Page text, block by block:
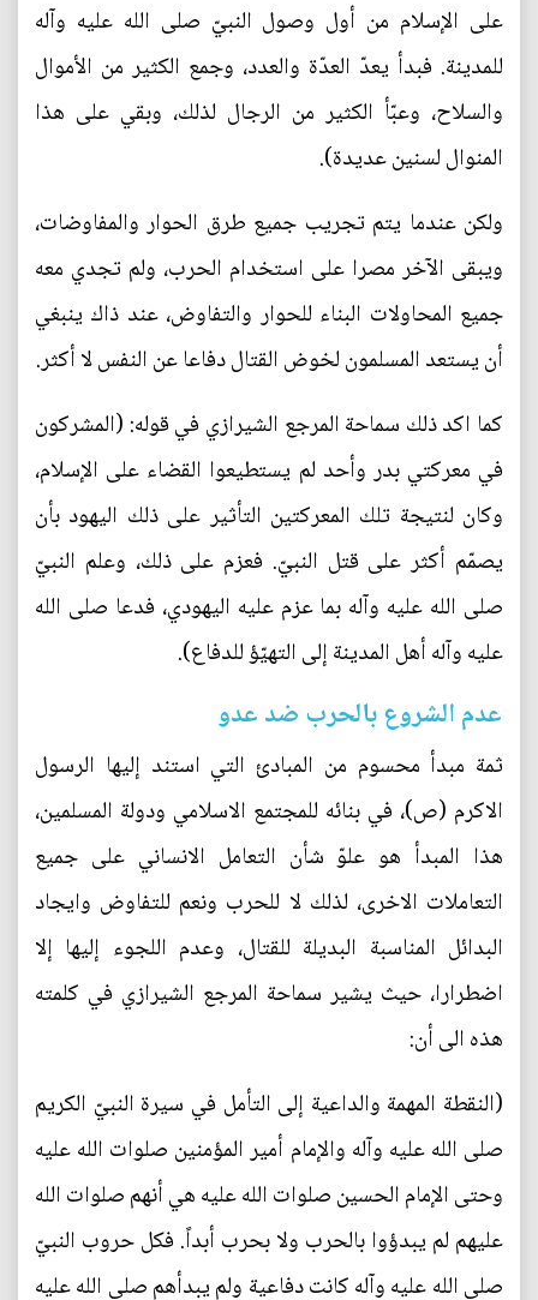
على الإسلام من أول وصول النبيّ صلى الله عليه وآله
للمدينة. فبدأ يعدّ العدّة والعدد، وجمع الكثير من الأموال
والسلاح، وعبّأ الكثير من الرجال لذلك، وبقي على هذا
المنوال لسنين عديدة).
ولكن عندما يتم تجريب جميع طرق الحوار والمفاوضات،
ويبقى الآخر مصرا على استخدام الحرب، ولم تجدي معه
جميع المحاولات البناء للحوار والتفاوض، عند ذاك ينبغي
أن يستعد المسلمون لخوض القتال دفاعا عن النفس لا أكثر.
كما اكد ذلك سماحة المرجع الشيرازي في قوله: (المشركون
في معركتي بدر وأحد لم يستطيعوا القضاء على الإسلام،
وكان لنتيجة تلك المعركتين التأثير على ذلك اليهود بأن
يصمّم أكثر على قتل النبيّ. فعزم على ذلك، وعلم النبيّ
صلى الله عليه وآله بما عزم عليه اليهودي، فدعا صلى الله
عليه وآله أهل المدينة إلى التهيّؤ للدفاع).
عدم الشروع بالحرب ضد عدو
ثمة مبدأ محسوم من المبادئ التي استند إليها الرسول
الاكرم (ص)، في بنائه للمجتمع الاسلامي ودولة المسلمين،
هذا المبدأ هو علوّ شأن التعامل الانساني على جميع
التعاملات الاخرى، لذلك لا للحرب ونعم للتفاوض وايجاد
البدائل المناسبة البديلة للقتال، وعدم اللجوء إليها إلا
اضطرارا، حيث يشير سماحة المرجع الشيرازي في كلمته
هذه الى أن:
(النقطة المهمة والداعية إلى التأمل في سيرة النبيّ الكريم
صلى الله عليه وآله والإمام أمير المؤمنين صلوات الله عليه
وحتى الإمام الحسين صلوات الله عليه هي أنهم صلوات الله
عليهم لم يبدؤوا بالحرب ولا بحرب أبداً. فكل حروب النبيّ
صلى الله عليه وآله كانت دفاعية ولم يبدأهم صلى الله عليه